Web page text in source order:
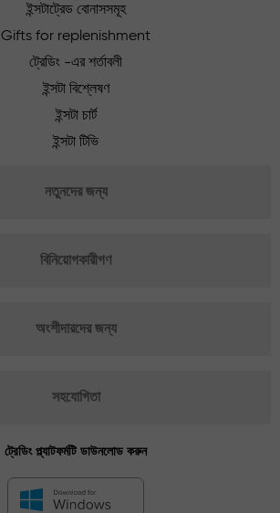
ইন্সটাট্রেড বোনাসসমূহ
Gifts for replenishment
ট্রেডিং -এর শর্তাবলী
ইন্সটা বিশ্লেষণ
ইন্সটা চার্ট
ইন্সটা টিভি
নতুনদের জন্য
বিনিয়োগকারীগণ
অংশীদারদের জন্য
সহযোগিতা
ট্রেডিং প্ল্যাটফর্মটি ডাউনলোড করুন